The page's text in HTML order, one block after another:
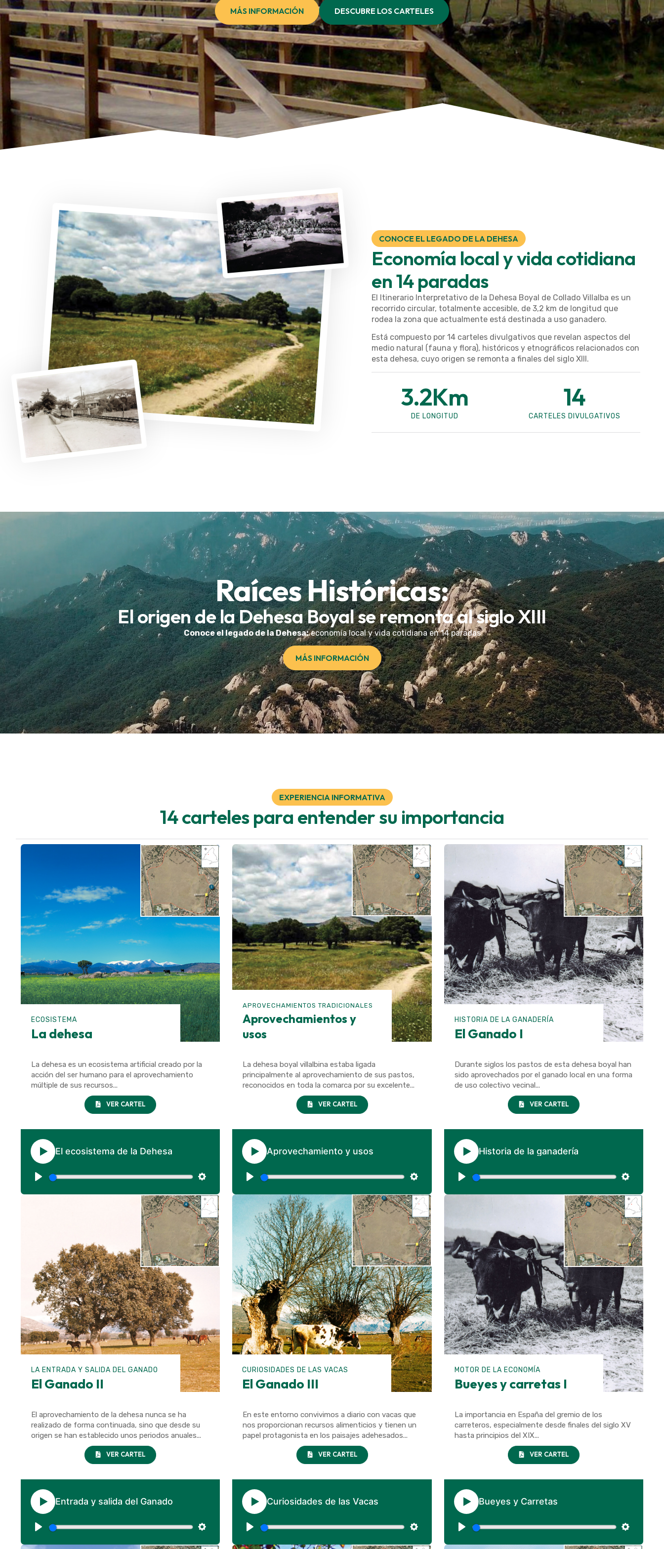
MÁS INFORMACIÓN DESCUBRE LOS CARTELES
CONOCE EL LEGADO DE LA DEHESA
Economía local y vida cotidiana
en 14 paradas
El Itinerario Interpretativo de la Dehesa Boyal de Collado Villalba es un
recorrido circular, totalmente accesible, de 3,2 km de longitud que
rodea la zona que actualmente está destinada a uso ganadero.
Está compuesto por 14 carteles divulgativos que revelan aspectos del
medio natural (fauna y flora), históricos y etnográficos relacionados con
esta dehesa, cuyo origen se remonta a finales del siglo XIII.
3.2Km
DE LONGITUD
14
CARTELES DIVULGATIVOS
Raíces Históricas:
El origen de la Dehesa Boyal se remonta al siglo XIII
Conoce el legado de la Dehesa:economía local y vida cotidiana en 14 paradas
MÁS INFORMACIÓN
EXPERIENCIA INFORMATIVA
14 carteles para entender su importancia
ECOSISTEMA
La dehesa
La dehesa es un ecosistema artificial creado por la
acción del ser humano para el aprovechamiento
múltiple de sus recursos...
VER CARTEL
APROVECHAMIENTOS TRADICIONALES
Aprovechamientos y
usos
La dehesa boyal villalbina estaba ligada
principalmente al aprovechamiento de sus pastos,
reconocidos en toda la comarca por su excelente...
VER CARTEL
HISTORIA DE LA GANADERÍA
El Ganado I
Durante siglos los pastos de esta dehesa boyal han
sido aprovechados por el ganado local en una forma
de uso colectivo vecinal...
VER CARTEL
LA ENTRADA Y SALIDA DEL GANADO
El Ganado II
El aprovechamiento de la dehesa nunca se ha
realizado de forma continuada, sino que desde su
origen se han establecido unos periodos anuales...
VER CARTEL
CURIOSIDADES DE LAS VACAS
El Ganado III
En este entorno convivimos a diario con vacas que
nos proporcionan recursos alimenticios y tienen un
papel protagonista en los paisajes adehesados...
VER CARTEL
MOTOR DE LA ECONOMÍA
Bueyes y carretas I
La importancia en España del gremio de los
carreteros, especialmente desde finales del siglo XV
hasta principios del XIX...
VER CARTEL